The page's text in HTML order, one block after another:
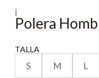
|
Polera
TALLA
S M L